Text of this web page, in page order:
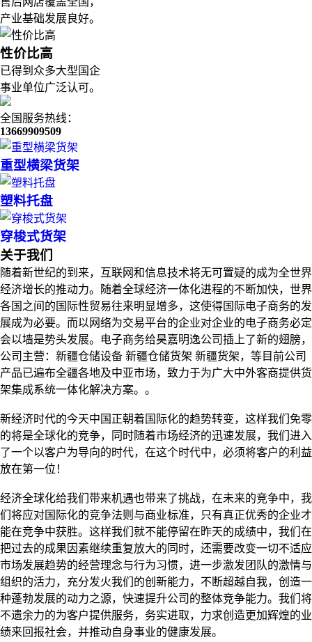
产业基础发展良好。
性价比高
已得到众多大型国企
事业单位广泛认可。
全国服务热线：
13669909509
重型横梁货架
塑料托盘
穿梭式货架
关于我们
随着新世纪的到来，互联网和信息技术将无可置疑的成为全世界
经济增长的推动力。随着全球经济一体化进程的不断加快，世界
各国之间的国际性贸易往来明显增多，这使得国际电子商务的发
展成为必要。而以网络为交易平台的企业对企业的电子商务必定
会以墙是势头发展。电子商务给昊嘉明逸公司插上了新的翅膀，
公司主营：新疆仓储设备 新疆仓储货架 新疆货架，等目前公司
产品已遍布全疆各地及中亚市场，致力于为广大中外客商提供货
架集成系统一体化解决方案。。
新经济时代的今天中国正朝着国际化的趋势转变，这样我们免零
的将是全球化的竞争，同时随着市场经济的迅速发展，我们进入
了一个以客户为导向的时代，在这个时代中，必须将客户的利益
放在第一位！
经济全球化给我们带来机遇也带来了挑战，在未来的竞争中，我
们将应对国际化的竞争法则与商业标准，只有真正优秀的企业才
能在竞争中获胜。这样我们就不能停留在昨天的成绩中，我们在
把过去的成果因素继续重复放大的同时，还需要改变一切不适应
市场发展趋势的经营理念与行为习惯，进一步激发团队的激情与
组织的活力，充分发火我们的创新能力，不断超越自我，创造一
种蓬勃发展的动力之源，快速提升公司的整体竞争能力。我们将
不遗余力的为客户提供服务，务实进取，力求创造更加辉煌的业
绩来回报社会，并推动自身事业的健康发展。